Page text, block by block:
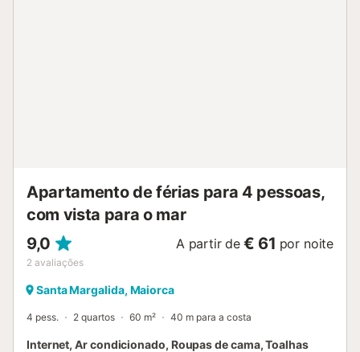
Apartamento de férias para 4 pessoas,
com vista para o mar
9,0
2 avaliações
A partir de € 61 por noite
Santa Margalida, Maiorca
4 pess. 2 quartos 60 m² 40 m para a costa
Internet, Ar condicionado, Roupas de cama, Toalhas